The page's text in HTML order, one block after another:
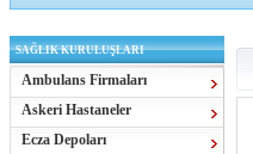
SAĞLIK KURULUŞLARI
Ambulans Firmaları
Askeri Hastaneler
Ecza Depoları